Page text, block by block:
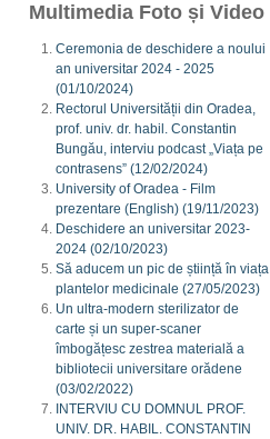
Multimedia Foto și Video
Ceremonia de deschidere a noului
an universitar 2024 - 2025
(01/10/2024)
Rectorul Universității din Oradea,
prof. univ. dr. habil. Constantin
Bungău, interviu podcast „Viața pe
contrasens” (12/02/2024)
University of Oradea - Film
prezentare (English) (19/11/2023)
Deschidere an universitar 2023-
2024 (02/10/2023)
Să aducem un pic de știință în viața
plantelor medicinale (27/05/2023)
Un ultra-modern sterilizator de
carte și un super-scaner
îmbogățesc zestrea materială a
bibliotecii universitare orădene
(03/02/2022)
INTERVIU CU DOMNUL PROF.
UNIV. DR. HABIL. CONSTANTIN